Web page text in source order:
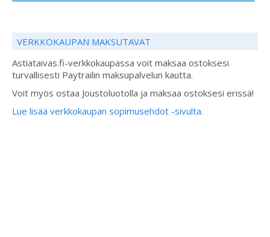
VERKKOKAUPAN MAKSUTAVAT
Astiataivas.fi-verkkokaupassa voit maksaa ostoksesi
turvallisesti Paytrailin maksupalvelun kautta.
Voit myös ostaa Joustoluotolla ja maksaa ostoksesi erissä!
Lue lisää verkkokaupan sopimusehdot -sivulta.